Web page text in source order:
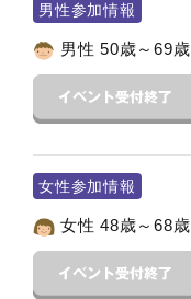
男性参加情報
男性 50歳～69歳
女性参加情報
女性 48歳～68歳